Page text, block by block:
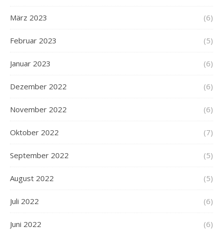
März 2023 (6)
Februar 2023 (5)
Januar 2023 (6)
Dezember 2022 (6)
November 2022 (6)
Oktober 2022 (7)
September 2022 (5)
August 2022 (5)
Juli 2022 (6)
Juni 2022 (6)